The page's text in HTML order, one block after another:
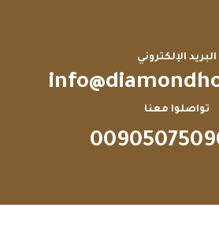
البريد الإلكتروني
تواصلوا معنا